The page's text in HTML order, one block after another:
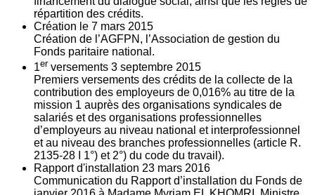
répartition des crédits.
Création le 7 mars 2015
Création de l’AGFPN, l’Association de gestion du
Fonds paritaire national.
1er versements 3 septembre 2015
Premiers versements des crédits de la collecte de la
contribution des employeurs de 0,016% au titre de la
mission 1 auprès des organisations syndicales de
salariés et des organisations professionnelles
d’employeurs au niveau national et interprofessionnel
et au niveau des branches professionnelles (article R.
2135‐28 I 1°) et 2°) du code du travail).
Rapport d'installation 23 mars 2016
Communication du Rapport d’installation du Fonds de